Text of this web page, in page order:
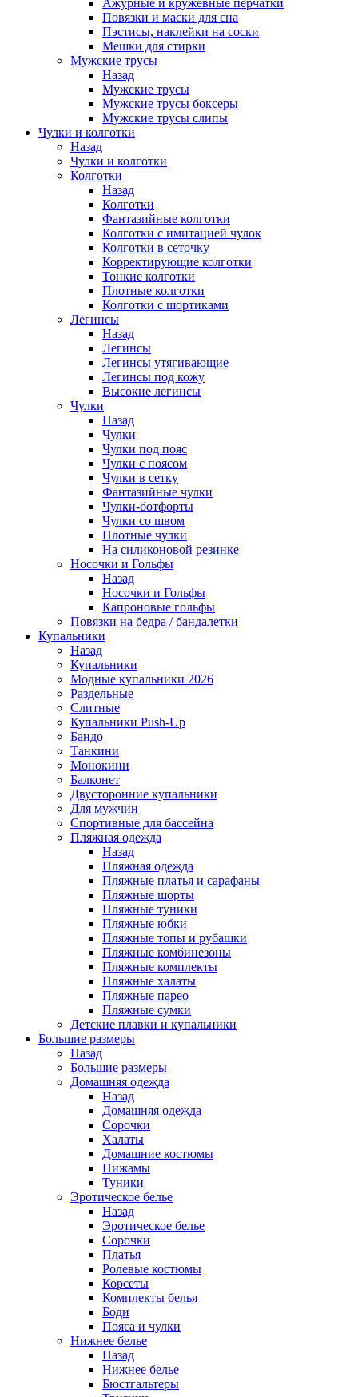
Ажурные и кружевные перчатки
Повязки и маски для сна
Пэстисы, наклейки на соски
Мешки для стирки
Мужские трусы
Назад
Мужские трусы
Мужские трусы боксеры
Мужские трусы слипы
Чулки и колготки
Назад
Чулки и колготки
Колготки
Назад
Колготки
Фантазийные колготки
Колготки с имитацией чулок
Колготки в сеточку
Корректирующие колготки
Тонкие колготки
Плотные колготки
Колготки с шортиками
Легинсы
Назад
Легинсы
Легинсы утягивающие
Легинсы под кожу
Высокие легинсы
Чулки
Назад
Чулки
Чулки под пояс
Чулки с поясом
Чулки в сетку
Фантазийные чулки
Чулки-ботфорты
Чулки со швом
Плотные чулки
На силиконовой резинке
Носочки и Гольфы
Назад
Носочки и Гольфы
Капроновые гольфы
Повязки на бедра / бандалетки
Купальники
Назад
Купальники
Модные купальники 2026
Раздельные
Слитные
Купальники Push-Up
Бандо
Танкини
Монокини
Балконет
Двусторонние купальники
Для мужчин
Спортивные для бассейна
Пляжная одежда
Назад
Пляжная одежда
Пляжные платья и сарафаны
Пляжные шорты
Пляжные туники
Пляжные юбки
Пляжные топы и рубашки
Пляжные комбинезоны
Пляжные комплекты
Пляжные халаты
Пляжные парео
Пляжные сумки
Детские плавки и купальники
Большие размеры
Назад
Большие размеры
Домашняя одежда
Назад
Домашняя одежда
Сорочки
Халаты
Домашние костюмы
Пижамы
Туники
Эротическое белье
Назад
Эротическое белье
Сорочки
Платья
Ролевые костюмы
Корсеты
Комплекты белья
Боди
Пояса и чулки
Нижнее белье
Назад
Нижнее белье
Бюстгальтеры